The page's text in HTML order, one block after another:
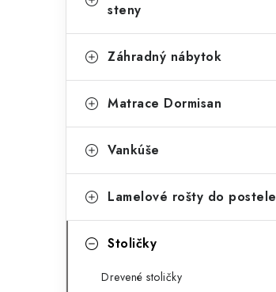
e
steny
Záhradný nábytok
Matrace Dormisan
Vankúše
Lamelové rošty do postele
Stoličky
Drevené stoličky